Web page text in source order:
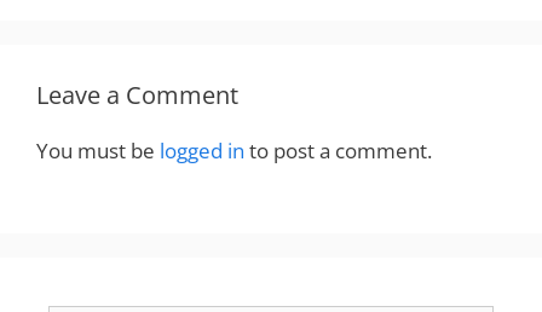
Leave a Comment
You must be logged in to post a comment.